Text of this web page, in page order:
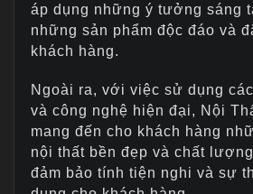
áp dụng những ý tưởng sáng
những sản phẩm độc đáo và
khách hàng.
Ngoài ra, với việc sử dụng
và công nghệ hiện đại, Nội
mang đến cho khách hàng
nội thất bền đẹp và chất
đảm bảo tính tiện nghi và sự